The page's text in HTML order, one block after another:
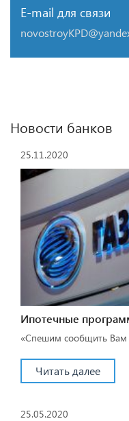
E-mail для связи
Новости банков
25.11.2020
Ипотечные
«Спешим сообщить Вам
Читать далее
25.05.2020